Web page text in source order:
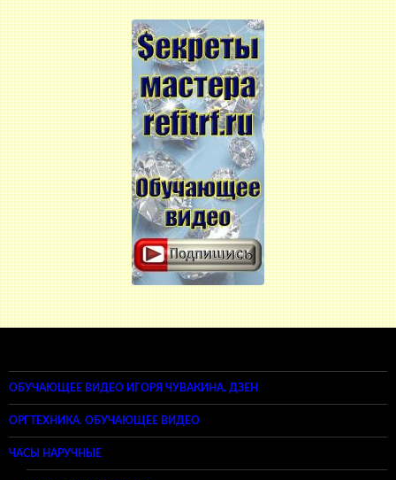
ОБУЧАЮЩЕЕ ВИДЕО ИГОРЯ ЧУВАКИНА. ДЗЕН
ОРГТЕХНИКА. ОБУЧАЮЩЕЕ ВИДЕО
ЧАСЫ НАРУЧНЫЕ